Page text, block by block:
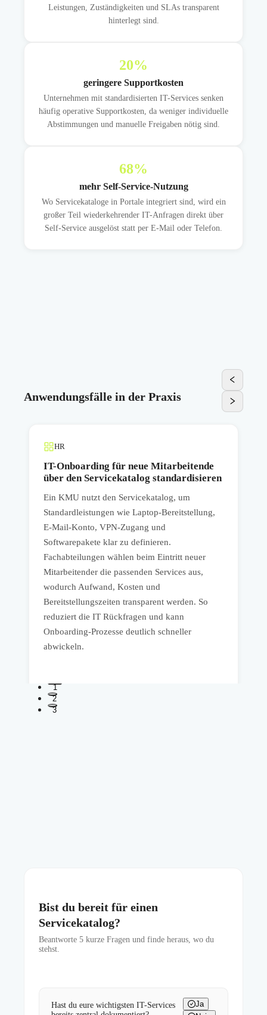
Leistungen, Zuständigkeiten und SLAs transparent
hinterlegt sind.
20%
geringere Supportkosten
Unternehmen mit standardisierten IT-Services senken
häufig operative Supportkosten, da weniger individuelle
Abstimmungen und manuelle Freigaben nötig sind.
68%
mehr Self-Service-Nutzung
Wo Servicekataloge in Portale integriert sind, wird ein
großer Teil wiederkehrender IT-Anfragen direkt über
Self-Service ausgelöst statt per E-Mail oder Telefon.
Anwendungsfälle in der Praxis
HR
IT-Onboarding für neue Mitarbeitende
über den Servicekatalog standardisieren
Ein KMU nutzt den Servicekatalog, um
Standardleistungen wie Laptop-Bereitstellung,
E-Mail-Konto, VPN-Zugang und
Softwarepakete klar zu definieren.
Fachabteilungen wählen beim Eintritt neuer
Mitarbeitender die passenden Services aus,
wodurch Aufwand, Kosten und
Bereitstellungszeiten transparent werden. So
reduziert die IT Rückfragen und kann
Onboarding-Prozesse deutlich schneller
abwickeln.
1
2
3
Bist du bereit für einen
Servicekatalog?
Beantworte 5 kurze Fragen und finde heraus, wo du
stehst.
Hast du eure wichtigsten IT-Services
Ja